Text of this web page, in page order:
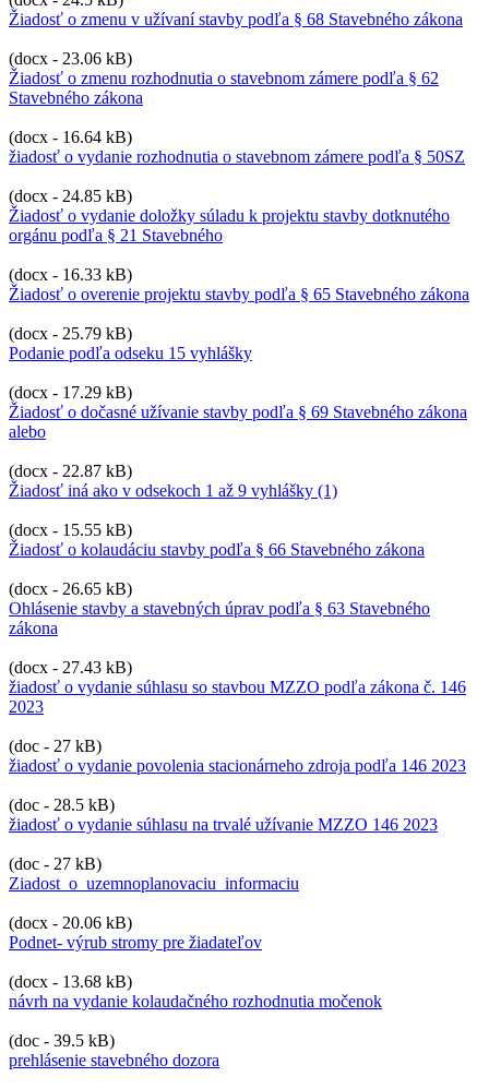
Žiadosť o zmenu v užívaní stavby podľa § 68 Stavebného zákona
(docx - 23.06 kB)
Žiadosť o zmenu rozhodnutia o stavebnom zámere podľa § 62
Stavebného zákona
(docx - 16.64 kB)
žiadosť o vydanie rozhodnutia o stavebnom zámere podľa § 50SZ
(docx - 24.85 kB)
Žiadosť o vydanie doložky súladu k projektu stavby dotknutého
orgánu podľa § 21 Stavebného
(docx - 16.33 kB)
Žiadosť o overenie projektu stavby podľa § 65 Stavebného zákona
(docx - 25.79 kB)
Podanie podľa odseku 15 vyhlášky
(docx - 17.29 kB)
Žiadosť o dočasné užívanie stavby podľa § 69 Stavebného zákona
alebo
(docx - 22.87 kB)
Žiadosť iná ako v odsekoch 1 až 9 vyhlášky (1)
(docx - 15.55 kB)
Žiadosť o kolaudáciu stavby podľa § 66 Stavebného zákona
(docx - 26.65 kB)
Ohlásenie stavby a stavebných úprav podľa § 63 Stavebného
zákona
(docx - 27.43 kB)
žiadosť o vydanie súhlasu so stavbou MZZO podľa zákona č. 146
2023
(doc - 27 kB)
žiadosť o vydanie povolenia stacionárneho zdroja podľa 146 2023
(doc - 28.5 kB)
žiadosť o vydanie súhlasu na trvalé užívanie MZZO 146 2023
(doc - 27 kB)
Ziadost_o_uzemnoplanovaciu_informaciu
(docx - 20.06 kB)
Podnet- výrub stromy pre žiadateľov
(docx - 13.68 kB)
návrh na vydanie kolaudačného rozhodnutia močenok
(doc - 39.5 kB)
prehlásenie stavebného dozora